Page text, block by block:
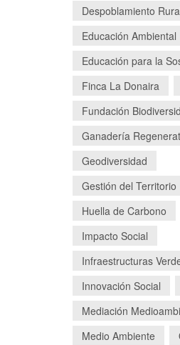
Despoblamiento
Educación Ambiental
Educación para la
Finca La Donaira
Fundación
Ganadería
Geodiversidad
Gestión del Territorio
Huella de Carbono
Impacto Social
Infraestructuras
Innovación Social
Mediación
Medio Ambiente